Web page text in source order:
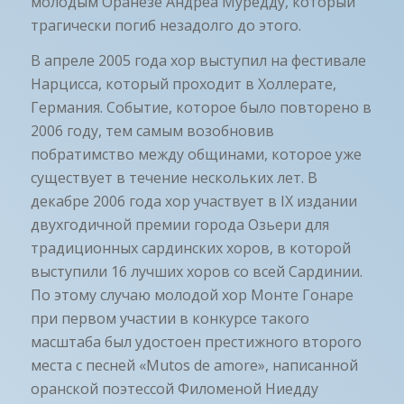
трагически погиб незадолго до этого.
В апреле 2005 года хор выступил на фестивале
Нарцисса, который проходит в Холлерате,
Германия. Событие, которое было повторено в
2006 году, тем самым возобновив
побратимство между общинами, которое уже
существует в течение нескольких лет. В
декабре 2006 года хор участвует в IX издании
двухгодичной премии города Озьери для
традиционных сардинских хоров, в которой
выступили 16 лучших хоров со всей Сардинии.
По этому случаю молодой хор Монте Гонаре
при первом участии в конкурсе такого
масштаба был удостоен престижного второго
места с песней «Mutos de amore», написанной
оранской поэтессой Филоменой Ниедду